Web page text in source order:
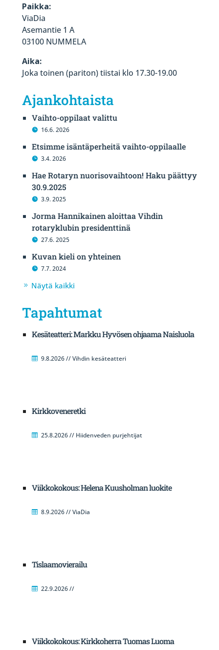
Paikka:
ViaDia
Asemantie 1 A
03100 NUMMELA
Aika:
Joka toinen (pariton) tiistai klo 17.30-19.00
Ajankohtaista
Vaihto-oppilaat valittu
16.6. 2026
Etsimme isäntäperheitä vaihto-oppilaalle
3.4. 2026
Hae Rotaryn nuorisovaihtoon! Haku päättyy
30.9.2025
3.9. 2025
Jorma Hannikainen aloittaa Vihdin
rotaryklubin presidenttinä
27.6. 2025
Kuvan kieli on yhteinen
7.7. 2024
Näytä kaikki
Tapahtumat
Kesäteatteri: Markku Hyvösen ohjaama Naisluola
9.8.2026 // Vihdin kesäteatteri
Kirkkoveneretki
25.8.2026 // Hiidenveden purjehtijat
Viikkokokous: Helena Kuusholman luokite
8.9.2026 // ViaDia
Tislaamovierailu
22.9.2026 //
Viikkokokous: Kirkkoherra Tuomas Luoma